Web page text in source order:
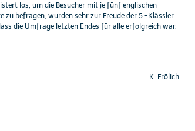
los, um die Besucher mit je fünf englischen
zu befragen, wurden sehr zur Freude der 5.-Klässler
die Umfrage letzten Endes für alle erfolgreich war.
K. Frölich